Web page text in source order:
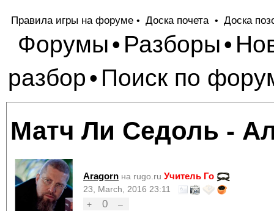
Правила игры на форуме • Доска почета • Доска
Форумы• Разборы•
разбор• Поиск по
Матч Ли Седоль -
Aragorn на rugo.ru Учитель Го
23, March, 2016 23:11
+
0 –